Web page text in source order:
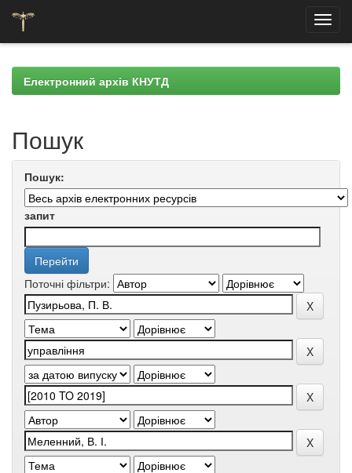
navigationЕлектронний архів КНУТД
Пошук
Пошук:
запит
Поточні фільтри: